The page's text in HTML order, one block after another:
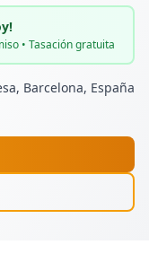
• Tasación gratuita
Barcelona, España